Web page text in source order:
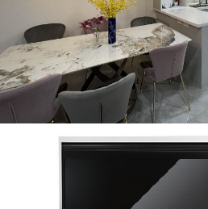
TD-3205G(80/90cm)